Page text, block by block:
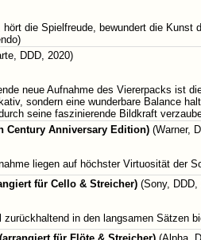
die Spielfreude, bewundert die
DDD, 2020)
neue Aufnahme des Viererpacks ist
sondern eine wunderbare Balance
seine faszinierende Bildkraft
Century Anniversary Edition) (Warner,
liegen auf höchster Virtuosität der
für Cello & Streicher) (Sony, DDD,
in den langsamen Sätzen